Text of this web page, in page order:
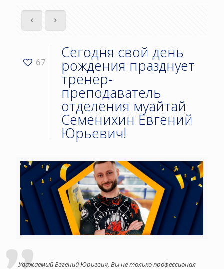
67
Сегодня свой день
рождения празднует
тренер-
преподаватель
отделения муайтай
Семенихин Евгений
Юрьевич!
Уважаемый Евгений Юрьевич, Вы не только профессионал